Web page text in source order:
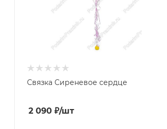
Связка Сиреневое сердце
2 090 ₽/шт